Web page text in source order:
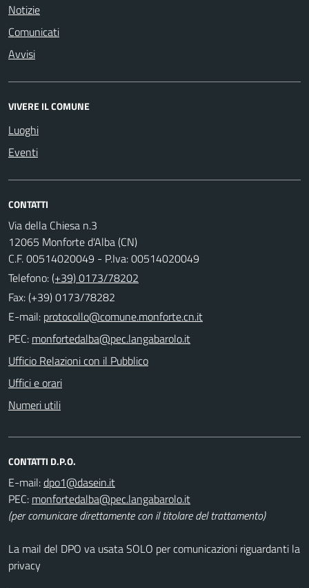
Notizie
Comunicati
Avvisi
VIVERE IL COMUNE
Luoghi
Eventi
CONTATTI
Via della Chiesa n.3
12065 Monforte d'Alba (CN)
C.F. 00514020049 - P.Iva: 00514020049
Telefono:(+39) 0173/78202
Fax: (+39) 0173/78282
E-mail:
PEC:
Ufficio Relazioni con il Pubblico
Uffici e orari
Numeri utili
CONTATTI D.P.O.
E-mail:
PEC:
(per comunicare direttamente con il titolare del trattamento)
La mail del DPO va usata SOLO per comunicazioni riguardanti la
privacy